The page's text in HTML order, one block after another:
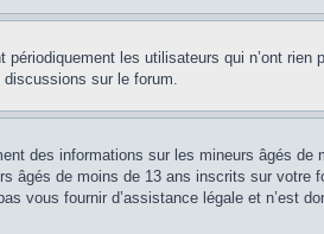
les utilisateurs qui n’ont rien
sur le forum.
des informations sur les mineurs âgés de
âgés de moins de 13 ans inscrits sur votre
vous fournir d’assistance légale et n’est